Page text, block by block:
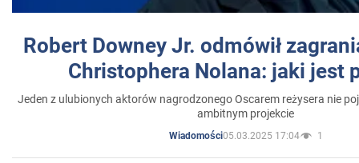
Robert Downey Jr. odmówił
Christophera Nolana: jaki jest
Jeden z ulubionych aktorów nagrodzonego Oscarem reżysera nie
ambitnym projekcie
Wiadomości05.03.2025 17:04 1